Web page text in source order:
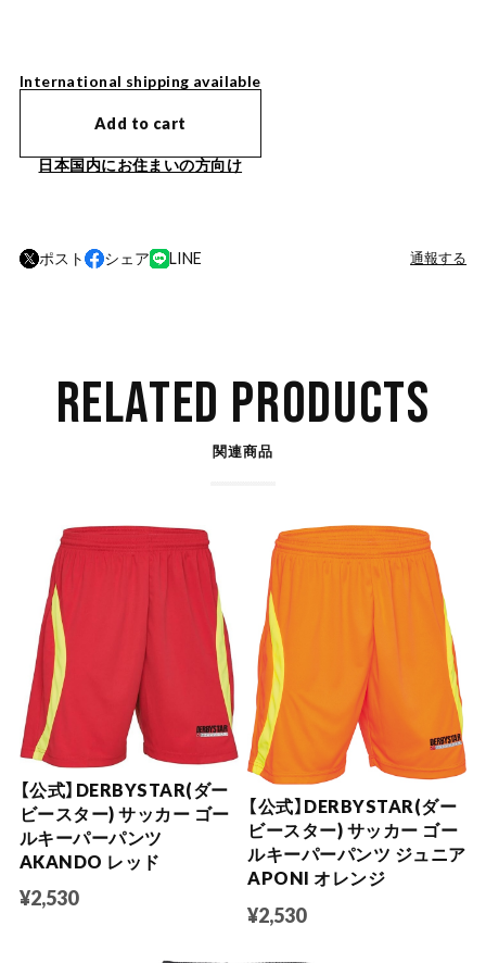
International shipping available
Add to cart
日本国内にお住まいの方向け
ポスト シェア LINE 通報する
RELATED PRODUCTS
関連商品
【公式】DERBYSTAR(ダー
ビースター) サッカー ゴー
ルキーパーパンツ
AKANDO レッド
¥2,530
【公式】DERBYSTAR(ダー
ビースター) サッカー ゴー
ルキーパーパンツ ジュニア
APONI オレンジ
¥2,530